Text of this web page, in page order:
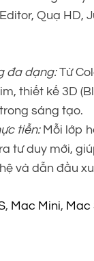
Quạ HD,
đa dạng:Từ
thiết kế 3D
sáng tạo.
tiễn:Mỗi lớp
tư duy mới,
và dẫn đầu
, Mac Mini, Mac